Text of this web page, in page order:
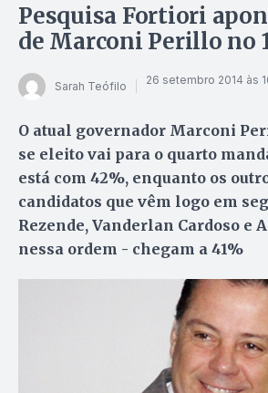
Pesquisa Fortiori
de Marconi Perillo no
Sarah Teófilo 26 setembro 2014 às
O atual governador Marconi
se eleito vai para o quarto
está com 42%, enquanto os
candidatos que vêm logo em
Rezende, Vanderlan Cardoso e
nessa ordem - chegam a 41%